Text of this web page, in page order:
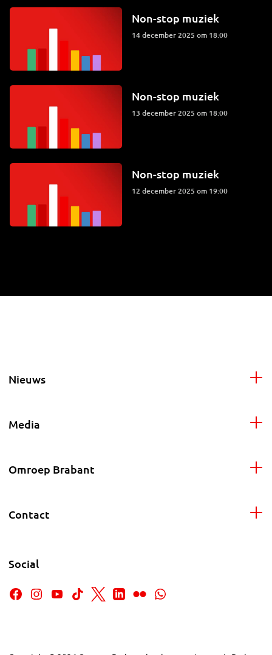
Non-stop muziek
14 december 2025 om 18:00
Non-stop muziek
13 december 2025 om 18:00
Non-stop muziek
12 december 2025 om 19:00
Nieuws
Media
Omroep Brabant
Contact
Social